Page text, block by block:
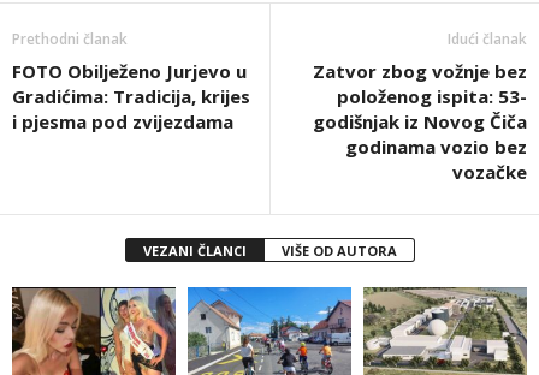
Prethodni članak
FOTO Obilježeno Jurjevo u
Gradićima: Tradicija, krijes
i pjesma pod zvijezdama
Idući članak
Zatvor zbog vožnje bez
položenog ispita: 53-
godišnjak iz Novog Čiča
godinama vozio bez
vozačke
VEZANI ČLANCI VIŠE OD AUTORA